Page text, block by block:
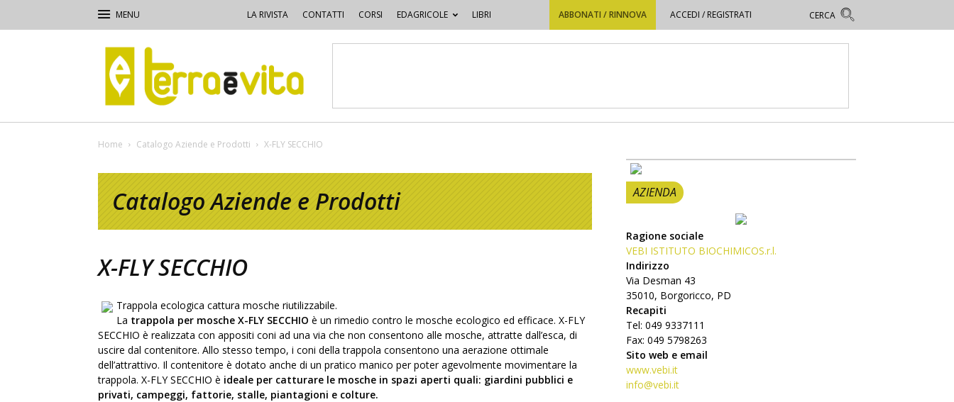
LA RIVISTA CONTATTI CORSI EDAGRICOLE LIBRI ABBONATI / RINNOVA ACCEDI / REGISTRATI
e
Vita
Home Catalogo Aziende e Prodotti X-FLY SECCHIO
Catalogo Aziende e Prodotti
X-FLY SECCHIO
Trappola ecologica cattura mosche riutilizzabile.
La trappola per mosche X-FLY SECCHIO è un rimedio contro le mosche ecologico ed efficace. X-FLY
SECCHIO è realizzata con appositi coni ad una via che non consentono alle mosche, attratte dall’esca, di
uscire dal contenitore. Allo stesso tempo, i coni della trappola consentono una aerazione ottimale
dell’attrattivo. Il contenitore è dotato anche di un pratico manico per poter agevolmente movimentare la
trappola. X-FLY SECCHIO è ideale per catturare le mosche in spazi aperti quali: giardini pubblici e
privati, campeggi, fattorie, stalle, piantagioni e colture.
AZIENDA
Ragione sociale
VEBI ISTITUTO BIOCHIMICOS.r.l.
Indirizzo
Via Desman 43
35010, Borgoricco, PD
Recapiti
Tel: 049 9337111
Fax: 049 5798263
Sito web e email
www.vebi.it
info@vebi.it